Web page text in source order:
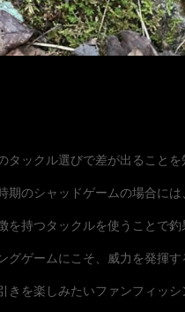
ックル選びで差が出ることを
のシャッドゲームの場合に
持つタックルを使うことで釣
ゲームにこそ、威力を発揮す
を楽しみたいファンフィッ